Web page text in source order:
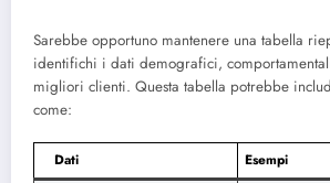
Sarebbe opportuno mantenere una tabella
identifichi i dati demografici,
migliori clienti. Questa tabella potrebbe
come:
Dati
Esempi